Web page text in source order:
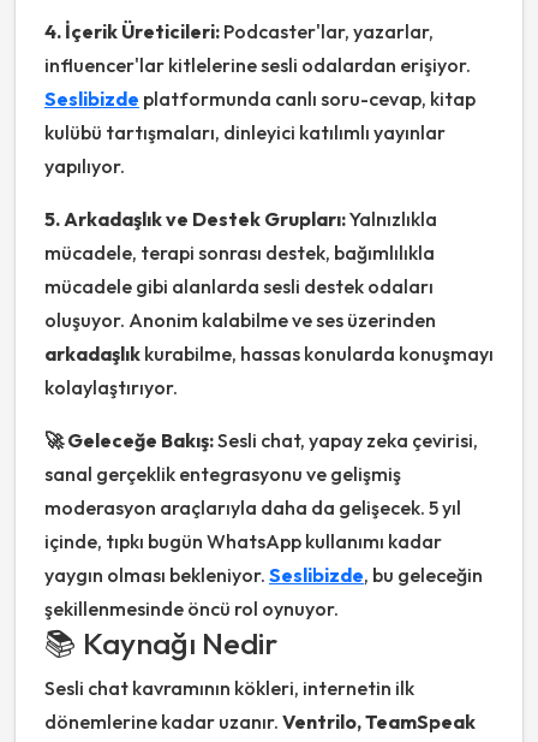
4. İçerik Üreticileri: Podcaster'lar, yazarlar,
influencer'lar kitlelerine sesli odalardan erişiyor.
Seslibizde platformunda canlı soru-cevap, kitap
kulübü tartışmaları, dinleyici katılımlı yayınlar
yapılıyor.
5. Arkadaşlık ve Destek Grupları:Yalnızlıkla
mücadele, terapi sonrası destek, bağımlılıkla
mücadele gibi alanlarda sesli destek odaları
oluşuyor. Anonim kalabilme ve ses üzerinden
arkadaşlık kurabilme, hassas konularda konuşmayı
kolaylaştırıyor.
🚀 Geleceğe Bakış:Sesli chat, yapay zeka çevirisi,
sanal gerçeklik entegrasyonu ve gelişmiş
moderasyon araçlarıyla daha da gelişecek. 5 yıl
içinde, tıpkı bugün WhatsApp kullanımı kadar
yaygın olması bekleniyor. Seslibizde, bu geleceğin
şekillenmesinde öncü rol oynuyor.
📚 Kaynağı Nedir
Sesli chat kavramının kökleri, internetin ilk
dönemlerine kadar uzanır. Ventrilo, TeamSpeak